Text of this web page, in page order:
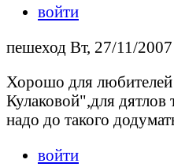
войти
пешеход Вт, 27/11/
Хорошо для
Кулаковой",для дятлов
надо до такого
войти